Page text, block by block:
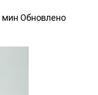
мин Обновлено